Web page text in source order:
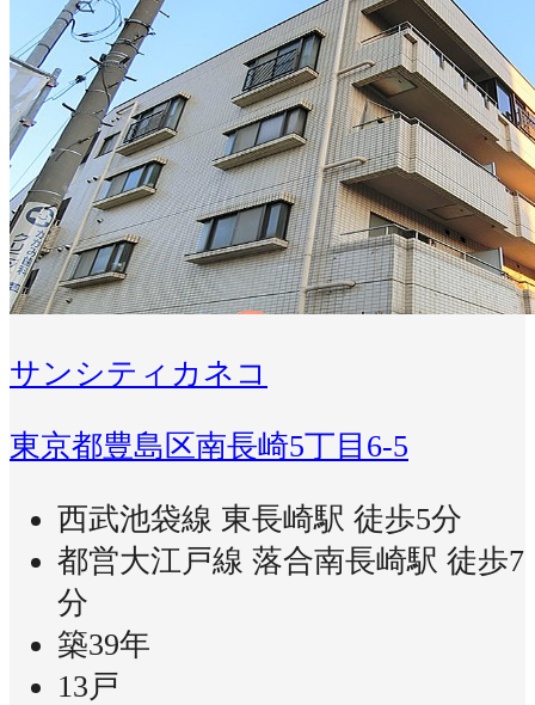
サンシティカネコ
東京都豊島区南長崎5丁目6-5
西武池袋線 東長崎駅 徒歩5分
都営大江戸線 落合南長崎駅 徒歩7
分
築39年
13戸